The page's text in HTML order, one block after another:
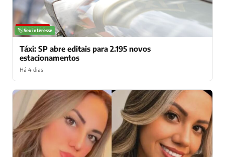
NOTÍCIAS
🏷️ Seu interesse
Táxi: SP abre editais para 2.195 novos
estacionamentos
Há 4 dias